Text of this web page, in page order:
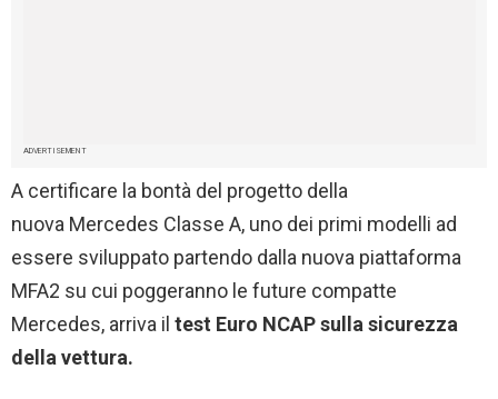
ADVERTISEMENT
A certificare la bontà del progetto della
nuova Mercedes Classe A, uno dei primi modelli ad
essere sviluppato partendo dalla nuova piattaforma
MFA2 su cui poggeranno le future compatte
Mercedes, arriva il test Euro NCAP sulla sicurezza
della vettura.